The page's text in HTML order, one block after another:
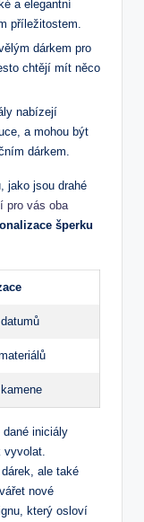
a elegantní
příležitostem.
dárkem pro
chtějí mít něco
nabízejí
a mohou být
dárkem.
jako jsou drahé
pro vás oba
šperku
iniciály
ale také
nové
který osloví